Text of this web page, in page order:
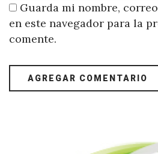
Guarda mi nombre,
en este navegador para la
comente.